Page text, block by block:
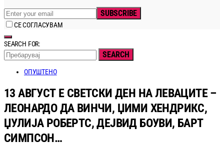
SUBSCRIBE
СЕ СОГЛАСУВАМ
SEARCH FOR:
SEARCH
ОПУШТЕНО
13 АВГУСТ Е СВЕТСКИ ДЕН НА ЛЕВАЦИТЕ –
ЛЕОНАРДО ДА ВИНЧИ, ЏИМИ ХЕНДРИКС,
ЏУЛИЈА РОБЕРТС, ДЕЈВИД БОУВИ, БАРТ
СИМПСОН…